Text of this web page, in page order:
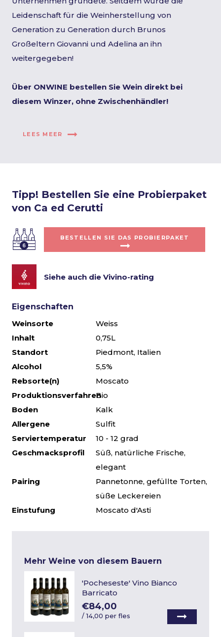
Leidenschaft für die Weinherstellung von
Generation zu Generation durch Brunos
Großeltern Giovanni und Adelina an ihn
weitergegeben!
Über ONWINE bestellen Sie Wein direkt bei
diesem Winzer, ohne Zwischenhändler!
LEES MEER
Tipp! Bestellen Sie eine Probierpaket
von Ca ed Cerutti
BESTELLEN SIE DAS PROBIERPAKET
Siehe auch die Vivino-rating
Eigenschaften
Weinsorte
Weiss
Inhalt
0,75L
Standort
Piedmont, Italien
Alcohol
5,5%
Rebsorte(n)
Moscato
ProduktionsverfahrenBio
Boden
Kalk
Allergene
Sulfit
Serviertemperatur
10 - 12 grad
Geschmacksprofil
Süß, natürliche Frische,
elegant
Pairing
Pannetonne, gefüllte Torten,
süße Leckereien
Einstufung
Moscato d'Asti
Mehr Weine von diesem Bauern
'Pocheseste' Vino Bianco
Barricato
€84,00
/14,00 per fles